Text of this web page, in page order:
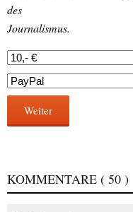
des
Journalismus.
Weiter
KOMMENTARE ( 50 )